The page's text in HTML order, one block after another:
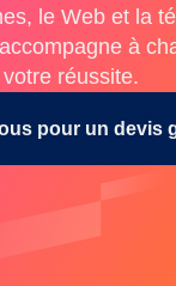
le Web et la
à
votre réussite.
pour un devis